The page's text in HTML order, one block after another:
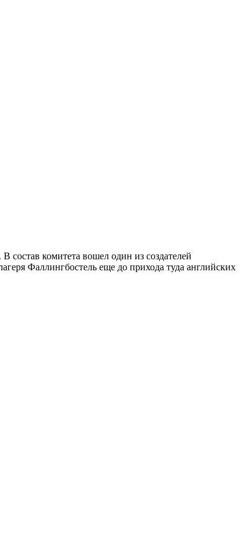
состав комитета вошел один из создателей
Фаллингбостель еще до прихода туда английских